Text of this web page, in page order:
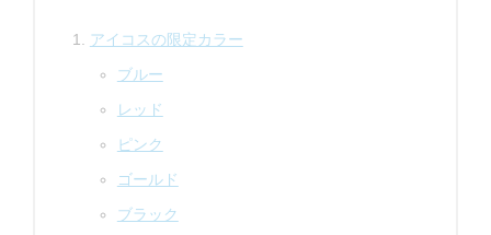
アイコスの限定カラー
ブルー
レッド
ピンク
ゴールド
ブラック